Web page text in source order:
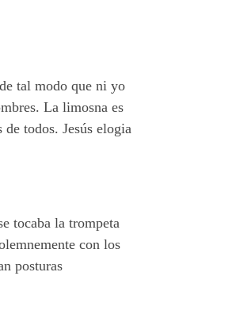
tal modo que ni yo
La limosna es
todos. Jesús elogia
tocaba la trompeta
con los
posturas